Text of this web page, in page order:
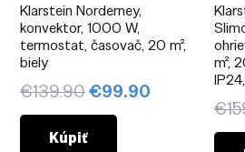
Klarstein Norderney,
konvektor, 1000 W,
termostat, časovač, 20 m²,
biely
€139.90Pôvodná
cena
€99.90 Aktuálna
Kúpiť
m²,
€